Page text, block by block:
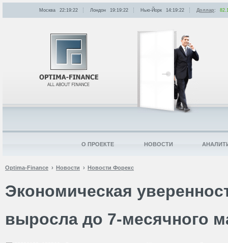
Optima-Finance Новости Новости Форекс
Экономическая
выросла до 7-месячного
Москва 22:19:22 Лондон 19:19:22 Нью-Йорк 14:19:22 Доллар:
О ПРОЕКТЕ НОВОСТИ